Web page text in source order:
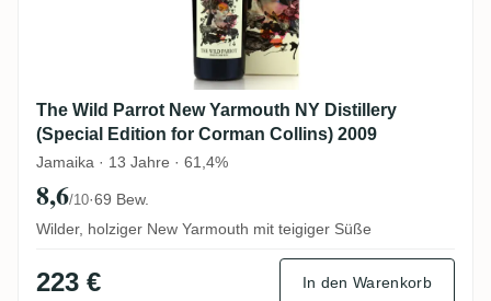
The Wild Parrot New Yarmouth NY Distillery
(Special Edition for Corman Collins) 2009
Jamaika · 13 Jahre · 61,4%
8,6/10·69 Bew.
Wilder, holziger New Yarmouth mit teigiger Süße
223 € In den Warenkorb